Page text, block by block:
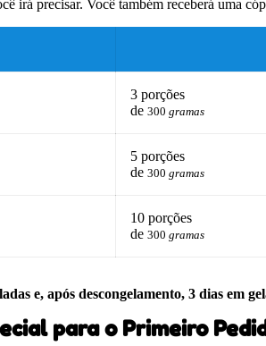
irá precisar. Você também receberá uma
3 porções
de 300 gramas
5 porções
de 300 gramas
10 porções
de 300 gramas
e, após descongelamento, 3 dias em
para o Primeiro